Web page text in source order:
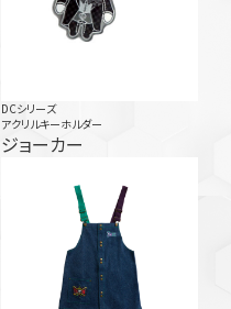
DCシリーズ
アクリルキーホルダー
ジョーカー